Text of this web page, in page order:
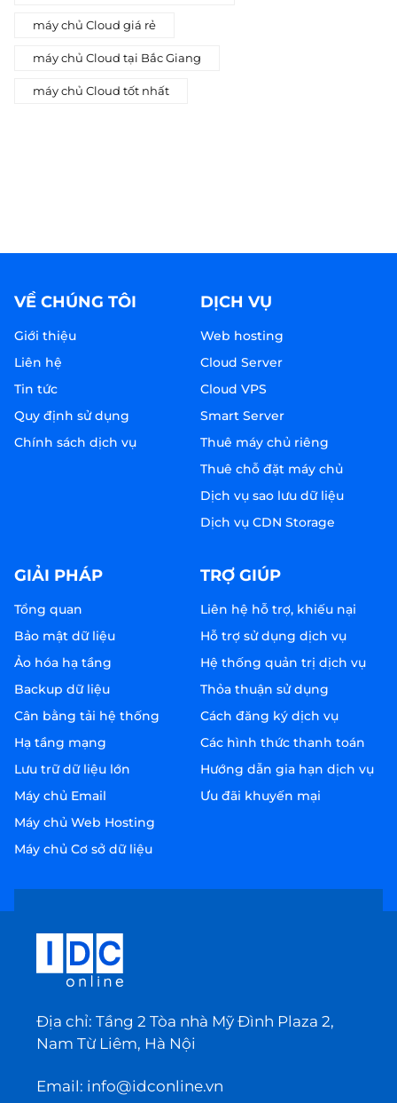
máy chủ Cloud giá rẻ
máy chủ Cloud tại Bắc Giang
máy chủ Cloud tốt nhất
VỀ CHÚNG TÔI
Giới thiệu
Liên hệ
Tin tức
Quy định sử dụng
Chính sách dịch vụ
DỊCH VỤ
Web hosting
Cloud Server
Cloud VPS
Smart Server
Thuê máy chủ riêng
Thuê chỗ đặt máy chủ
Dịch vụ sao lưu dữ liệu
Dịch vụ CDN Storage
GIẢI PHÁP
Tổng quan
Bảo mật dữ liệu
Ảo hóa hạ tầng
Backup dữ liệu
Cân bằng tải hệ thống
Hạ tầng mạng
Lưu trữ dữ liệu lớn
Máy chủ Email
Máy chủ Web Hosting
Máy chủ Cơ sở dữ liệu
TRỢ GIÚP
Liên hệ hỗ trợ, khiếu nại
Hỗ trợ sử dụng dịch vụ
Hệ thống quản trị dịch vụ
Thỏa thuận sử dụng
Cách đăng ký dịch vụ
Các hình thức thanh toán
Hướng dẫn gia hạn dịch vụ
Ưu đãi khuyến mại
Địa chỉ: Tầng 2 Tòa nhà Mỹ Đình Plaza 2,
Nam Từ Liêm, Hà Nội
Email: info@idconline.vn